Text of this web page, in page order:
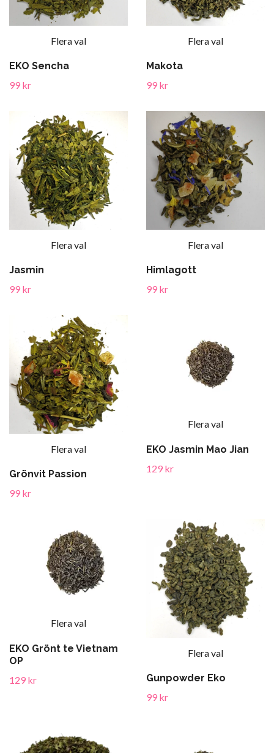
Flera val
EKO Sencha
99 kr
Flera val
Makota
99 kr
Flera val
Jasmin
99 kr
Flera val
Himlagott
99 kr
Flera val
Grönvit Passion
99 kr
Flera val
EKO Jasmin Mao Jian
129 kr
Flera val
EKO Grönt te Vietnam
OP
129 kr
Flera val
Gunpowder Eko
99 kr